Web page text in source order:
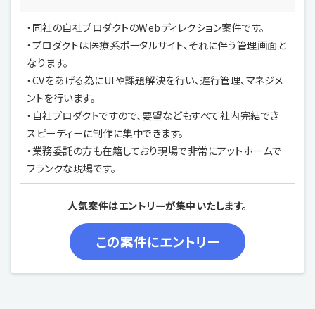
・同社の自社プロダクトのWebディレクション案件です。
・プロダクトは医療系ポータルサイト、それに伴う管理画面と
なります。
・CVをあげる為にUIや課題解決を行い、遅行管理、マネジメ
ントを行います。
・自社プロダクトですので、要望などもすべて社内完結でき
スピーディーに制作に集中できます。
・業務委託の方も在籍しており現場で非常にアットホームで
フランクな現場です。
人気案件はエントリーが集中いたします。